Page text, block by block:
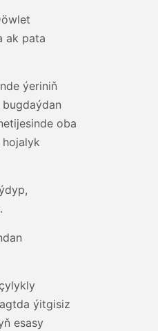
ak pata
ýeriniň
oba
ýitgisiz
esasy